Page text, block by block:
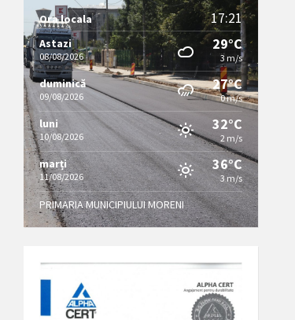
Ora locala 17:21
Astazi
08/08/2026
29°C
3 m/s
duminică
09/08/2026
27°C
0 m/s
luni
10/08/2026
32°C
2 m/s
marți
11/08/2026
36°C
3 m/s
PRIMARIA MUNICIPIULUI MORENI